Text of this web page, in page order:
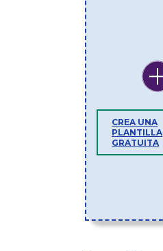
CREA UNA
PLANTILLA
GRATUITA